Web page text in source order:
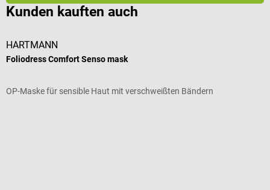
Kunden kauften auch
HARTMANN
Foliodress Comfort Senso mask
OP-Maske für sensible Haut mit verschweißten Bändern